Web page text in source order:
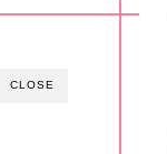
CLOSE